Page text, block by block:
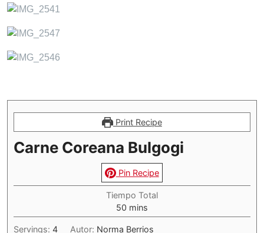
Print Recipe
Carne Coreana Bulgogi
Pin Recipe
Tiempo Total
50 minutes
mins
Servings: 4 Autor: Norma Berrios